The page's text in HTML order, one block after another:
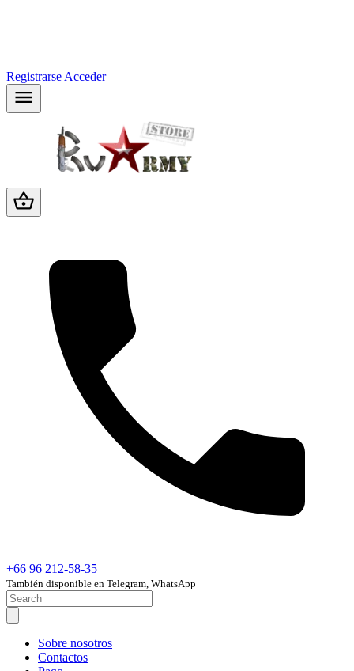
Registrarse Acceder
+66 96 212-58-35
También disponible en Telegram, WhatsApp
Sobre nosotros
Contactos